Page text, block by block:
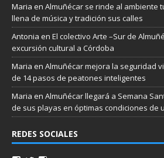
Maria en Almuñécar se rinde al ambiente
llena de música y tradición sus calles
Antonia en El colectivo Arte –Sur de
excursión cultural a Córdoba
Maria en Almuñécar mejora la seguridad
de 14 pasos de peatones inteligentes
Maria en Almuñécar llegará a Semana
de sus playas en óptimas condiciones de
REDES SOCIALES